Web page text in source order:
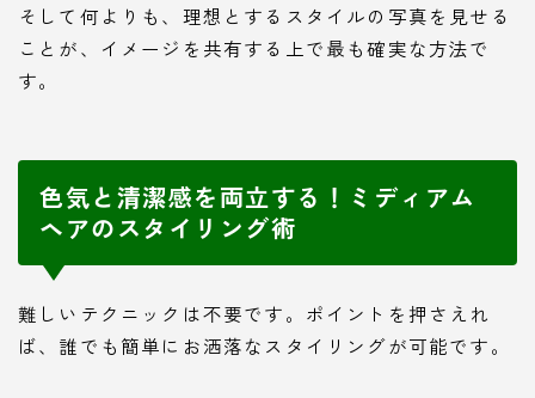
そして何よりも、理想とするスタイルの写真を見せる
ことが、イメージを共有する上で最も確実な方法で
す。
色気と清潔感を両立する！ミディアム
ヘアのスタイリング術
難しいテクニックは不要です。ポイントを押さえれ
ば、誰でも簡単にお洒落なスタイリングが可能です。